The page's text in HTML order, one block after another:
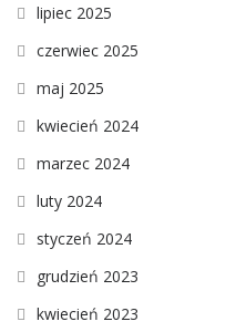
lipiec 2025
czerwiec 2025
maj 2025
kwiecień 2024
marzec 2024
luty 2024
styczeń 2024
grudzień 2023
kwiecień 2023